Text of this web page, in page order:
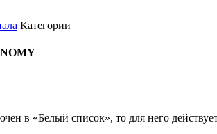
Категории
в «Белый список», то для него